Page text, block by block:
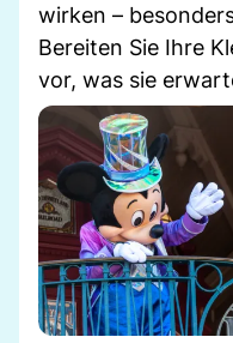
wirken –
Bereiten Sie Ihre
vor, was sie